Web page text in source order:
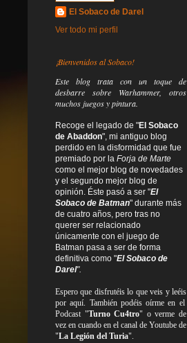
El Sobaco de Darel
Ver todo mi perfil
¡Bienvenidos al Sobaco!
Este blog trata con un toque de
desbarre sobre Warhammer, otros
muchos juegos y pintura.
Recoge el legado de "El Sobaco
de Abaddon", mi antiguo blog
perdido en la disformidad que fue
premiado por la Forja de Marte
como el mejor blog de novedades
y el segundo mejor blog de
opinión. Éste pasó a ser "El
Sobaco de Batman" durante más
de cuatro años, pero tras no
querer ser relacionado
únicamente con el juego de
Batman pasa a ser de forma
definitiva como "El Sobaco de
Darel".
Espero que disfrutéis lo queveis yleéis
por aquí. También podéis oírme en el
Podcast "Turno Cu4tro" o verme de
vez en cuando en el canal de Youtube de
"La Legión del Turia".